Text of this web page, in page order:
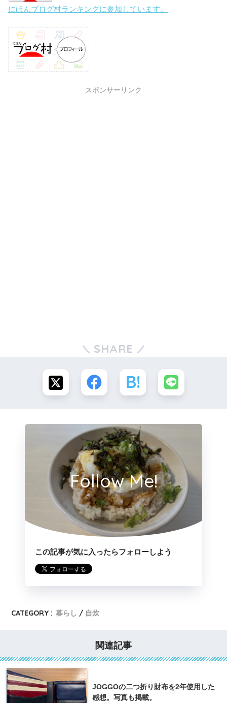
にほんブログ村ランキングに参加しています。
スポンサーリンク
SHARE
Follow Me!
この記事が気に入ったらフォローしよう
CATEGORY : 暮らし 自炊
関連記事
JOGGOの二つ折り財布を2年使用した
感想。写真も掲載。